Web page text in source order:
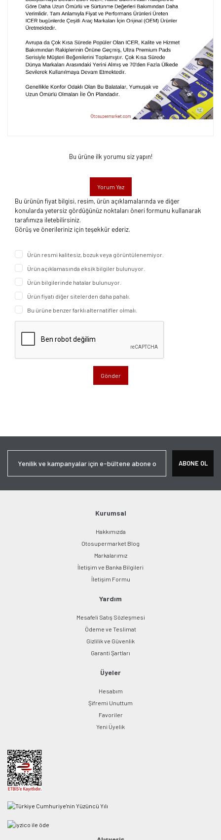
Bu ürüne ilk yorumu siz yapın!
Yorum Yaz
Bu ürünün fiyat bilgisi, resim, ürün açıklamalarında ve diğer
konularda yetersiz gördüğünüz noktaları öneri formunu kullanarak
tarafımıza iletebilirsiniz.
Görüş ve önerileriniz için teşekkür ederiz.
Ürün resmi kalitesiz, bozuk veya görüntülenemiyor.
Ürün açıklamasında eksik bilgiler bulunuyor.
Ürün bilgilerinde hatalar bulunuyor.
Ürün fiyatı diğer sitelerden daha pahalı.
Bu ürüne benzer farklı alternatifler olmalı.
Gönder
ABONE OL
Kurumsal
Hakkımızda
Otosupermarket Blog
Markalarımız
İletişim ve Banka Bilgileri
İletişim Formu
Yardım
Mesafeli Satış Sözleşmesi
Ödeme ve Teslimat
Gizlilik ve Güvenlik
Garanti Şartları
Üyeler
Hesabım
Şifremi Unuttum
Favoriler
Yeni Üyelik